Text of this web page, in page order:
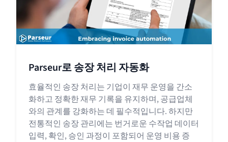
Parseur로 송장 처리 자동화
효율적인 송장 처리는 기업이 재무 운영을 간소
화하고 정확한 재무 기록을 유지하며, 공급업체
와의 관계를 강화하는 데 필수적입니다. 하지만
전통적인 송장 관리에는 번거로운 수작업 데이터
입력, 확인, 승인 과정이 포함되어 운영 비용 증